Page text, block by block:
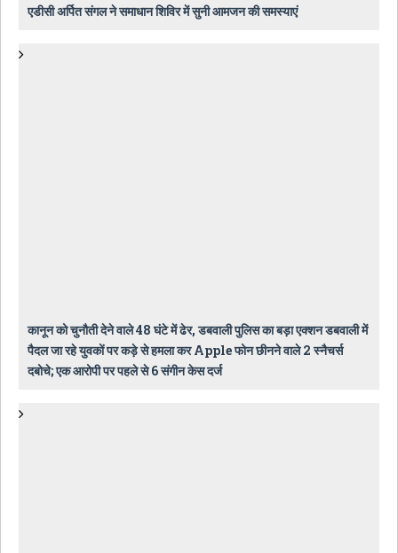
एडीसी अर्पित संगल ने समाधान शिविर में सुनी आमजन की समस्याएं
कानून को चुनौती देने वाले 48 घंटे में ढेर, डबवाली पुलिस का बड़ा एक्शन डबवाली में
पैदल जा रहे युवकों पर कड़े से हमला कर Apple फोन छीनने वाले 2 स्नैचर्स
दबोचे; एक आरोपी पर पहले से 6 संगीन केस दर्ज